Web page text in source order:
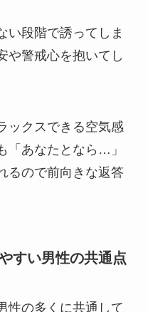
い段階で誘ってしま
や警戒心を抱いてし
ックスできる空気感
「あなたとなら…」
るので前向きな返答
すい男性の共通点
性の多くに共通して